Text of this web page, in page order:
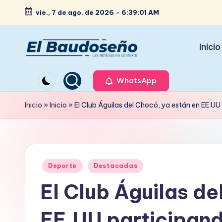
Saltar
contenido
vie., 7 de ago. de 2026 - 6:39:02 AM
e
ri
d
noticias
en
contexto
Inicio
WhatsApp
Inicio »Inicio »El Club Águilas del Chocó, ya están en
Publicado
Deporte Destacadas
El Club Águilas